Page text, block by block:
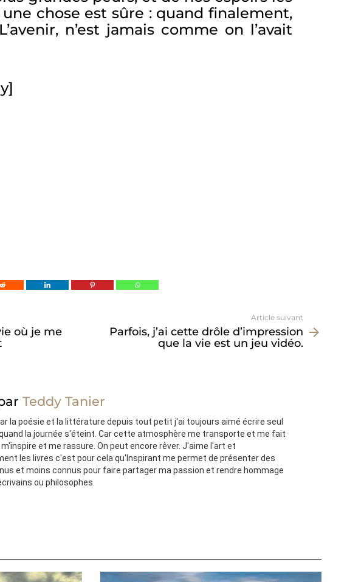
une chose est sûre : quand finalement,
n’est jamais comme on l’avait
où je me
Article suivant
Parfois, j’ai cette drôle d’impression
que la vie est un jeu vidéo.
Teddy Tanier
la poésie et la littérature depuis tout petit j'ai toujours aimé écrire seul
la journée s'éteint. Car cette atmosphère me transporte et me fait
m'inspire et me rassure. On peut encore rêver. J'aime l'art et
les livres c'est pour cela qu'Inspirant me permet de présenter des
et moins connus pour faire partager ma passion et rendre hommage
ou philosophes.